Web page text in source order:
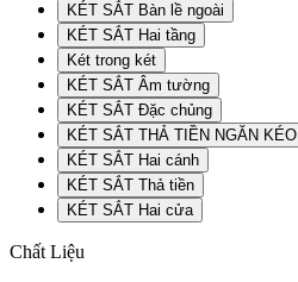
KÉT SẮT Bàn lề ngoài
KÉT SẮT Hai tầng
Két trong két
KÉT SẮT Âm tường
KÉT SẮT Đặc chủng
KÉT SẮT THẢ TIỀN NGĂN KÉO
KÉT SẮT Hai cánh
KÉT SẮT Thả tiền
KÉT SẮT Hai cửa
Chất Liệu